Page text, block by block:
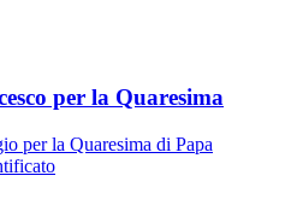
per la Quaresima
per la Quaresima di Papa